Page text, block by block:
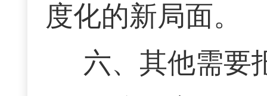
度化的新局面。
六、 其他需要